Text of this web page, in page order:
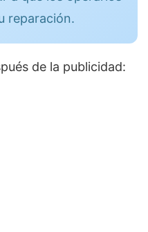
reparación.
de la publicidad: